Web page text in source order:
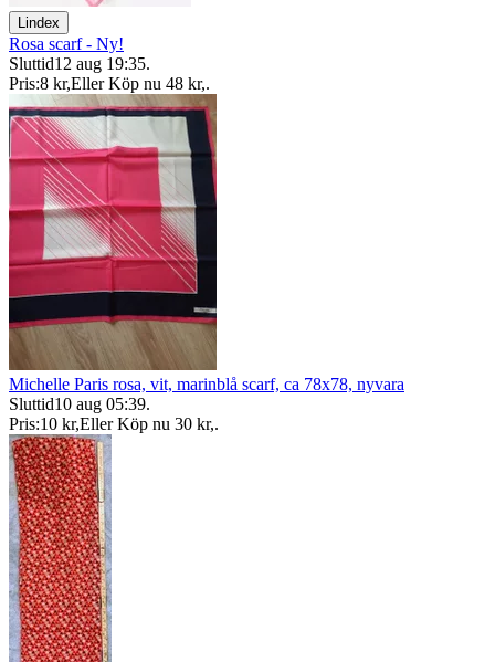
Lindex
Rosa scarf - Ny!
Sluttid12 aug 19:35.
Pris:8 kr,Eller Köp nu 48 kr,.
Michelle Paris rosa, vit, marinblå scarf, ca 78x78, nyvara
Sluttid10 aug 05:39.
Pris:10 kr,Eller Köp nu 30 kr,.